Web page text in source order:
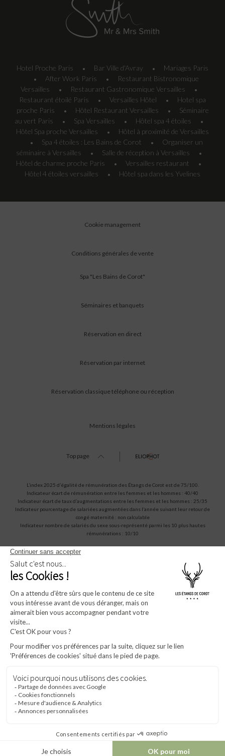
Hotel Proche Paris • Bar Ville d'Avray • Mariages Paris
• After Work Paris •
Restaurant Bistronomique
Versailles
• Restaurant Gastronomique Versailles •
Restaurant étoilé Paris • Versailles Hôtel •
Hotel spa
proche Paris
• Hôtel Restaurant Versailles •
Séminaire
au vert Paris
• Spa Versailles • Hôtel spa 4 étoiles •
Hôtel Spa proche Versailles • Hôtel à proximité de Versailles
• Spa 4 étoiles : Les Bains de Corot •
Organiser un
séminaire à Versailles
• Salle de réception à Versailles •
Hôtel de charme proche Paris • Versailles restaurant •
Hôtel 4 étoiles versailles • Hôtel spa dans les Yvelines
Cookie management
Conditions générales de vente
Spa "Les Bains de Corot"
Séminaires et banquets
Réservation en direct
Réservation par internet
Réservation classique téléphone ou réception
Mentions légales
Top page
L’index 2025 d’égalité de rémunération des Étangs de Corot est de 75/100.
Indicateur écart de rémunération entre les femmes et les hommes : 40/40
Indicateur écart de taux d’augmentations entre les femmes et les hommes : 25/35
Indicateur pourcentage de salariées augmentées dans l’année suivant leur retour de
congé maternité : non calculable
Indicateur nombre de salariés du sexe sous-représenté parmi les 10 plus hautes
rémunérations : 10/10
Amadeus (1A)
WBORYEDC
WB392676 WBCOROT
* Champs obligatoires.Ces informations restent confidentielles et ne seront jamais
diffusées à quelque organisme que ce soit.
** En soumettant ce formulaire, j'accepte que les informations saisies dans ce
formulaire soient utilisées et traitées pour permettre de me recontacter, dans le cadre
de ma demande d'informations, que ce soit par mail, ou téléphone.
l'utilisation de données collectées par ce formulaire. Veuillez consulter notre politique
de confidentialité.Mentions légales